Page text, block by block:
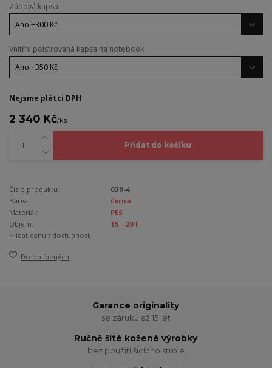
Zádová kapsa
Vnitřní polstrovaná kapsa na notebook
Nejsme plátci DPH
2 340 Kč/ks
Přidat do košíku
Číslo produktu:
039-4
Barva:
černá
Materiál:
PES
Objem:
15 - 20 l
Hlídat cenu / dostupnost
Do oblíbených
Garance originality
se záruku až 15 let
Ručně šité kožené výrobky
bez použití šicícho stroje